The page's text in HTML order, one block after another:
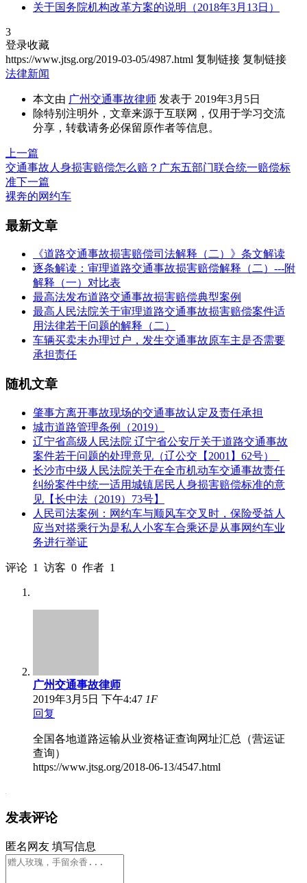
关于国务院机构改革方案的说明（2018年3月13日）
3
登录收藏
https://www.jtsg.org/2019-03-05/4987.html 复制链接 复制链接
法律新闻
本文由 广州交通事故律师 发表于 2019年3月5日
除特别注明外，文章来源于互联网，仅用于学习交流
分享，转载请务必保留原作者等信息。
上一篇
交通事故人身损害赔偿怎么赔？广东五部门联合统一赔偿标
准下一篇
裸奔的网约车
最新文章
《道路交通事故损害赔偿司法解释（二）》条文解读
逐条解读：审理道路交通事故损害赔偿解释（二）---附
解释（一）对比表
最高法发布道路交通事故损害赔偿典型案例
最高人民法院关于审理道路交通事故损害赔偿案件适
用法律若干问题的解释（二）
车辆买卖未办理过户，发生交通事故原车主是否需要
承担责任
随机文章
肇事方离开事故现场的交通事故认定及责任承担
城市道路管理条例（2019）
辽宁省高级人民法院 辽宁省公安厅关于道路交通事故
案件若干问题的处理意见（辽公交【2001】62号）
长沙市中级人民法院关于在全市机动车交通事故责任
纠纷案件中统一适用城镇居民人身损害赔偿标准的意
见【长中法（2019）73号】
人民司法案例：网约车与顺风车交叉时，保险受益人
应当对搭乘行为是私人小客车合乘还是从事网约车业
务进行举证
评论 1 访客 0 作者 1
广州交通事故律师
2019年3月5日 下午4:47 1F
回复
全国各地道路运输从业资格证查询网址汇总（营运证
查询）
https://www.jtsg.org/2018-06-13/4547.html
发表评论
匿名网友 填写信息